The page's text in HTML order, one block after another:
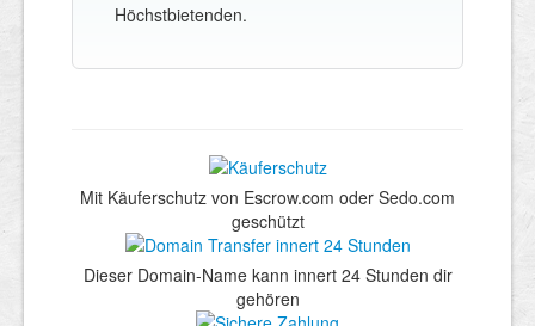
Höchstbietenden.
Mit Käuferschutz von Escrow.com oder Sedo.com
geschützt
Dieser Domain-Name kann innert 24 Stunden dir
gehören